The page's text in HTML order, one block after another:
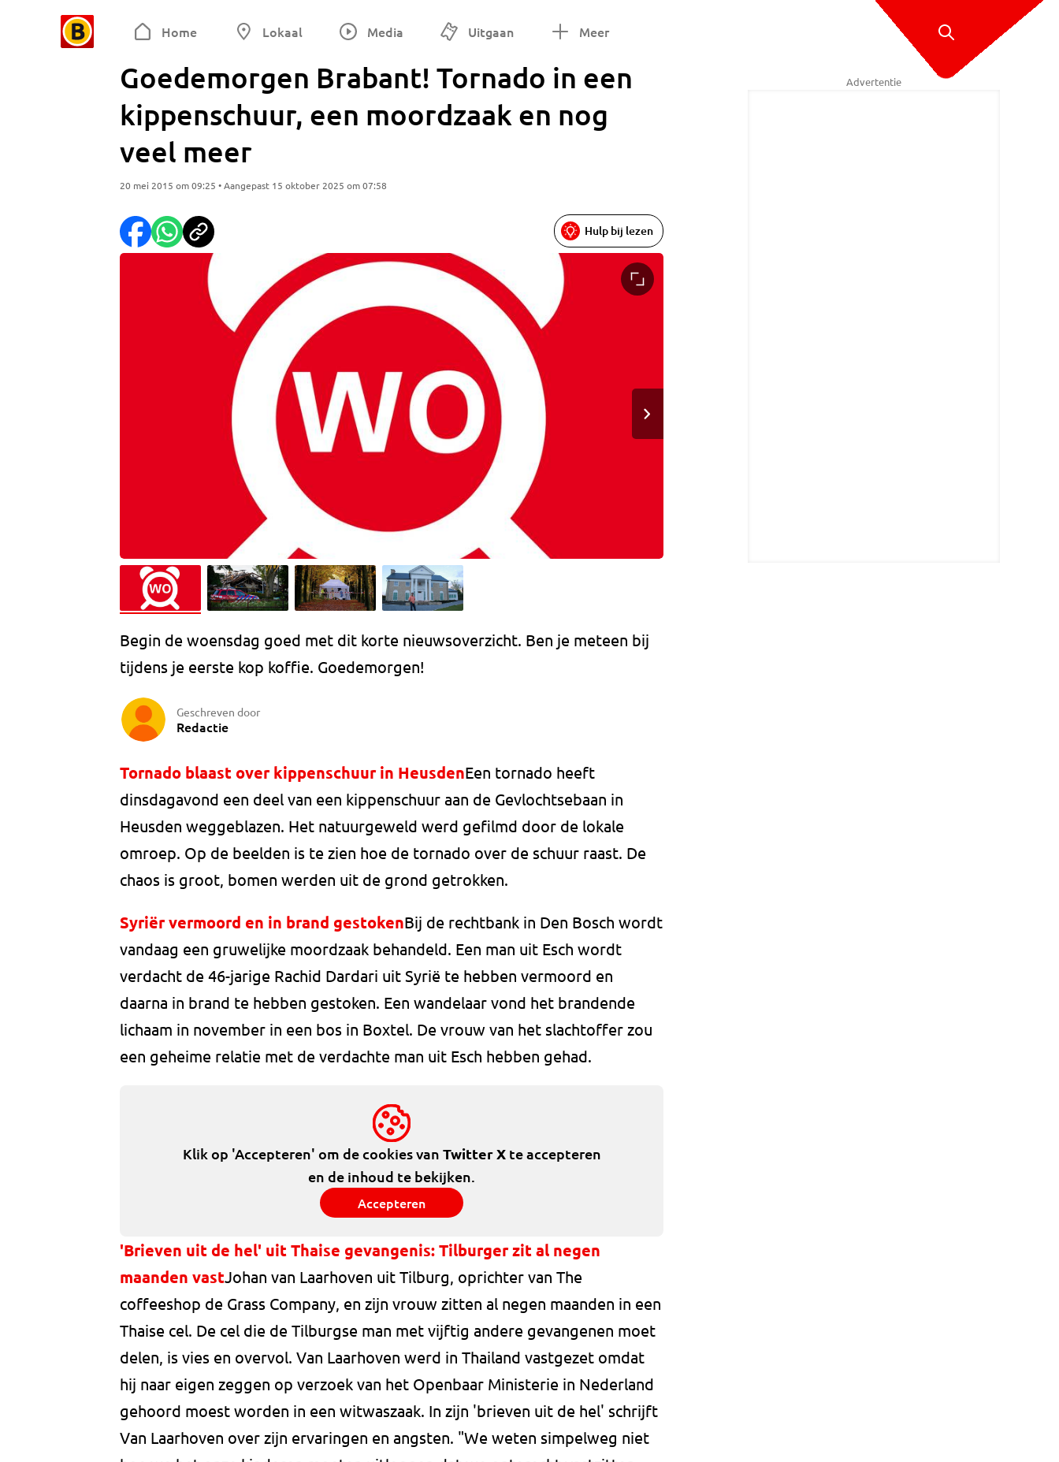
Home Lokaal Media Uitgaan Meer
Goedemorgen Brabant! Tornado in een
kippenschuur, een moordzaak en nog
veel meer
20 mei 2015 om 09:25 • Aangepast 15 oktober 2025 om 07:58
Hulp bij lezen
Begin de woensdag goed met dit korte nieuwsoverzicht. Ben je meteen bij
tijdens je eerste kop koffie. Goedemorgen!
Geschreven door
Redactie
Tornado blaast over kippenschuur in HeusdenEen tornado heeft
dinsdagavond een deel van een kippenschuur aan de Gevlochtsebaan in
Heusden weggeblazen. Het natuurgeweld werd gefilmd door de lokale
omroep. Op de beelden is te zien hoe de tornado over de schuur raast. De
chaos is groot, bomen werden uit de grond getrokken.
Syriër vermoord en in brand gestokenBij de rechtbank in Den Bosch wordt
vandaag een gruwelijke moordzaak behandeld. Een man uit Esch wordt
verdacht de 46-jarige Rachid Dardari uit Syrië te hebben vermoord en
daarna in brand te hebben gestoken. Een wandelaar vond het brandende
lichaam in november in een bos in Boxtel. De vrouw van het slachtoffer zou
een geheime relatie met de verdachte man uit Esch hebben gehad.
Klik op 'Accepteren' om de cookies van Twitter Xte accepteren
en de inhoud te bekijken.
Accepteren
'Brieven uit de hel' uit Thaise gevangenis: Tilburger zit al negen
maanden vastJohan van Laarhoven uit Tilburg, oprichter van The
coffeeshop de Grass Company, en zijn vrouw zitten al negen maanden in een
Thaise cel. De cel die de Tilburgse man met vijftig andere gevangenen moet
delen, is vies en overvol. Van Laarhoven werd in Thailand vastgezet omdat
hij naar eigen zeggen op verzoek van het Openbaar Ministerie in Nederland
gehoord moest worden in een witwaszaak. In zijn 'brieven uit de hel' schrijft
Van Laarhoven over zijn ervaringen en angsten. "We weten simpelweg niet
Advertentie